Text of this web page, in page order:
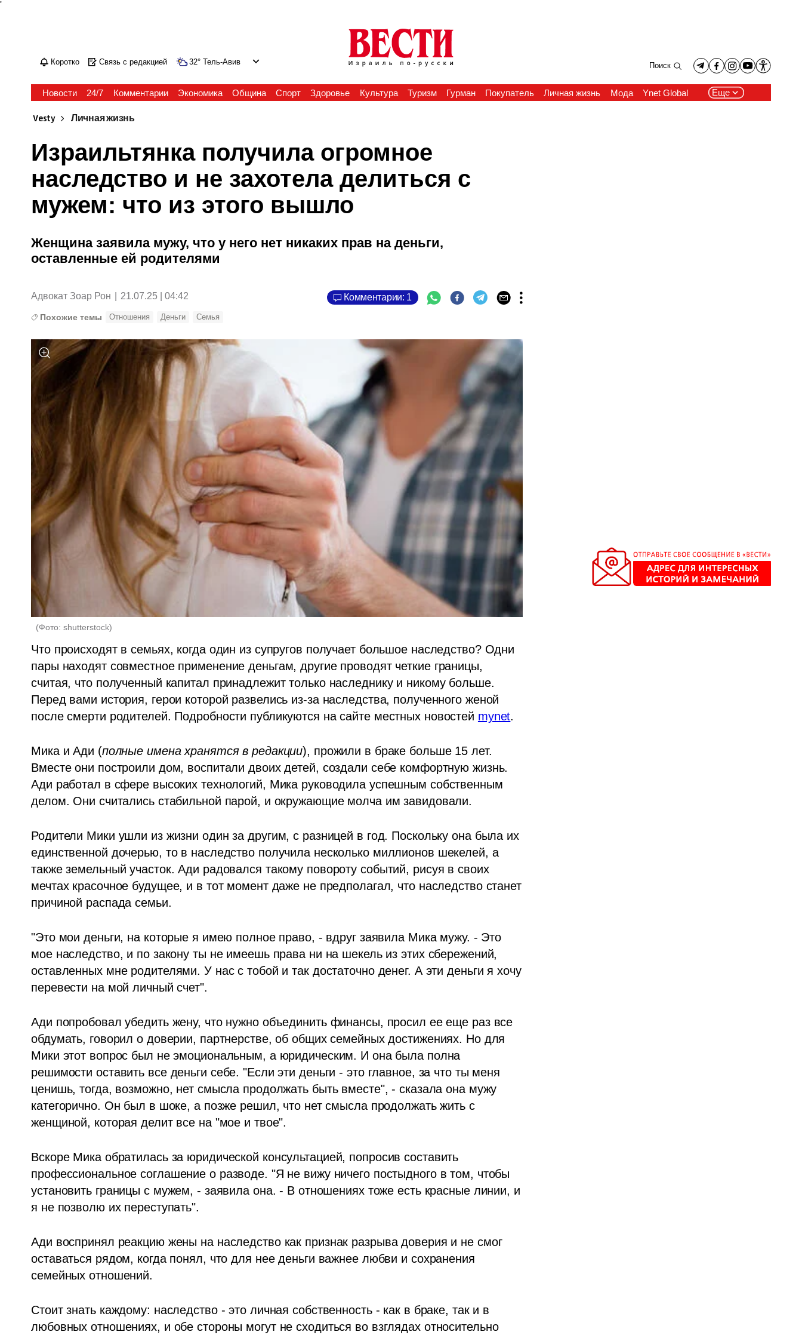
'
Коротко Связь с редакцией 32° Тель-Авив Поиск
Новости 24/7 Комментарии Экономика Община Спорт Здоровье Культура Туризм Гурман Покупатель Личная жизнь Мода Ynet Global Еще
Vesty Личная жизнь
Израильтянка получила огромное
наследство и не захотела делиться с
мужем: что из этого вышло
Женщина заявила мужу, что у него нет никаких прав на деньги,
оставленные ей родителями
Адвокат Зоар Рон 21.07.25 | 04:42 Комментарии: 1
Похожие темы Отношения Деньги Семья
(Фото: shutterstock)
Что происходят в семьях, когда один из супругов получает большое наследство? Одни
пары находят совместное применение деньгам, другие проводят четкие границы,
считая, что полученный капитал принадлежит только наследнику и никому больше.
Перед вами история, герои которой развелись из-за наследства, полученного женой
после смерти родителей. Подробности публикуются на сайте местных новостей mynet.
Мика и Ади (полные имена хранятся в редакции), прожили в браке больше 15 лет.
Вместе они построили дом, воспитали двоих детей, создали себе комфортную жизнь.
Ади работал в сфере высоких технологий, Мика руководила успешным собственным
делом. Они считались стабильной парой, и окружающие молча им завидовали.
Родители Мики ушли из жизни один за другим, с разницей в год. Поскольку она была их
единственной дочерью, то в наследство получила несколько миллионов шекелей, а
также земельный участок. Ади радовался такому повороту событий, рисуя в своих
мечтах красочное будущее, и в тот момент даже не предполагал, что наследство станет
причиной распада семьи.
"Это мои деньги, на которые я имею полное право, - вдруг заявила Мика мужу. - Это
мое наследство, и по закону ты не имеешь права ни на шекель из этих сбережений,
оставленных мне родителями. У нас с тобой и так достаточно денег. А эти деньги я хочу
перевести на мой личный счет".
Ади попробовал убедить жену, что нужно объединить финансы, просил ее еще раз все
обдумать, говорил о доверии, партнерстве, об общих семейных достижениях. Но для
Мики этот вопрос был не эмоциональным, а юридическим. И она была полна
решимости оставить все деньги себе. "Если эти деньги - это главное, за что ты меня
ценишь, тогда, возможно, нет смысла продолжать быть вместе", - сказала она мужу
категорично. Он был в шоке, а позже решил, что нет смысла продолжать жить с
женщиной, которая делит все на "мое и твое".
Вскоре Мика обратилась за юридической консультацией, попросив составить
профессиональное соглашение о разводе. "Я не вижу ничего постыдного в том, чтобы
установить границы с мужем, - заявила она. - В отношениях тоже есть красные линии, и
я не позволю их переступать".
Ади воспринял реакцию жены на наследство как признак разрыва доверия и не смог
оставаться рядом, когда понял, что для нее деньги важнее любви и сохранения
семейных отношений.
Стоит знать каждому: наследство - это личная собственность - как в браке, так и в
любовных отношениях, и обе стороны могут не сходиться во взглядах относительно